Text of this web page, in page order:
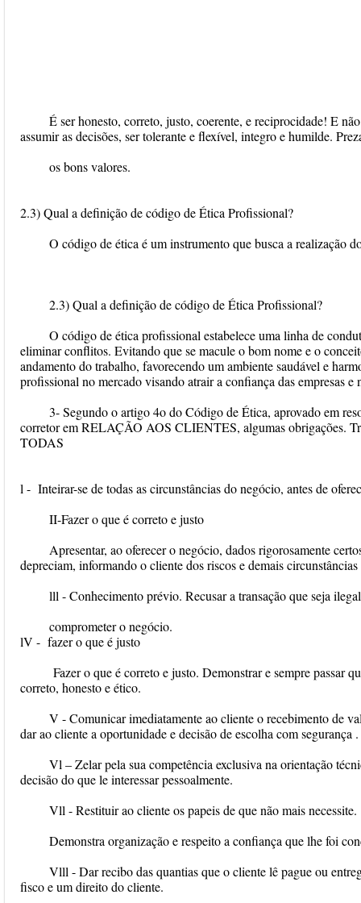
É ser honesto, correto, justo, coerente, e reciprocidade! E
assumir as decisões, ser tolerante e flexível, integro e humilde.
os bons valores.
2.3) Qual a definição de código de Ética Profissional?
O código de ética é um instrumento que busca a realização
2.3) Qual a definição de código de Ética Profissional?
O código de ética profissional estabelece uma linha de
eliminar conflitos. Evitando que se macule o bom nome e o
andamento do trabalho, favorecendo um ambiente saudável e
profissional no mercado visando atrair a confiança das empresas e
3- Segundo o artigo 4o do Código de Ética, aprovado em
corretor em RELAÇÃO AOS CLIENTES, algumas obrigações.
TODAS
l - Inteirar-se de todas as circunstâncias do negócio, antes de
II-Fazer o que é correto e justo
Apresentar, ao oferecer o negócio, dados rigorosamente
depreciam, informando o cliente dos riscos e demais
lll - Conhecimento prévio. Recusar a transação que seja
comprometer o negócio.
lV - fazer o que é justo
Fazer o que é correto e justo. Demonstrar e sempre passar
correto, honesto e ético.
V - Comunicar imediatamente ao cliente o recebimento de
dar ao cliente a oportunidade e decisão de escolha com segurança .
Vl – Zelar pela sua competência exclusiva na orientação
decisão do que le interessar pessoalmente.
Vll - Restituir ao cliente os papeis de que não mais necessite.
Demonstra organização e respeito a confiança que lhe foi
Vlll - Dar recibo das quantias que o cliente lê pague ou
fisco e um direito do cliente.